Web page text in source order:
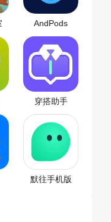
AndPods
穿搭助手
默往手机版